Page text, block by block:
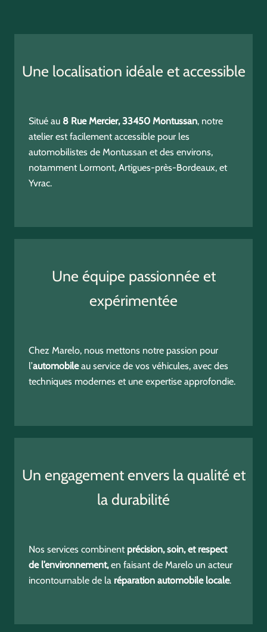
Une localisation idéale et accessible
Situé au 8 Rue Mercier, 33450 Montussan, notre
atelier est facilement accessible pour les
automobilistes de Montussan et des environs,
notamment Lormont, Artigues-près-Bordeaux, et
Yvrac.
Une équipe passionnée et
expérimentée
Chez Marelo, nous mettons notre passion pour
l’automobileau service de vos véhicules, avec des
techniques modernes et une expertise approfondie.
Un engagement envers la qualité et
la durabilité
Nos services combinent précision, soin, et respect
de l’environnement,en faisant de Marelo un acteur
incontournable de la réparation automobile locale.